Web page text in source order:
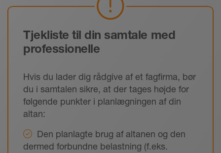
Tjekliste til din samtale med
professionelle
Hvis du lader dig rådgive af et fagfirma, bør
du i samtalen sikre, at der tages højde for
følgende punkter i planlægningen af din
altan:
Den planlagte brug af altanen og den
dermed forbundne belastning (f.eks.